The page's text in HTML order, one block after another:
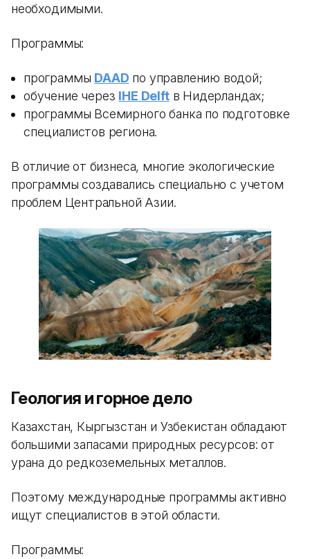
необходимыми.
Программы:
программы DAAD по управлению водой;
обучение через IHE Delftв Нидерландах;
программы Всемирного банка по подготовке
специалистов региона.
В отличие от бизнеса, многие экологические
программы создавались специально с учетом
проблем Центральной Азии.
Геология и горное дело
Казахстан, Кыргызстан и Узбекистан обладают
большими запасами природных ресурсов: от
урана до редкоземельных металлов.
Поэтому международные программы активно
ищут специалистов в этой области.
Программы: